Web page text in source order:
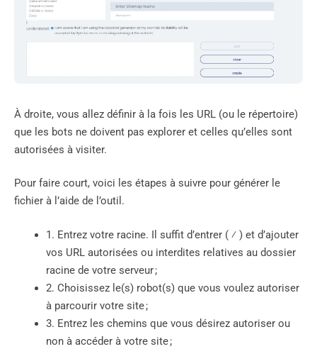
À droite, vous allez définir à la fois les URL (ou le répertoire)
que les bots ne doivent pas explorer et celles qu’elles sont
autorisées à visiter.
Pour faire court, voici les étapes à suivre pour générer le
fichier à l’aide de l’outil.
1. Entrez votre racine. Il suffit d’entrer ( ⁄ ) et d’ajouter
vos URL autorisées ou interdites relatives au dossier
racine de votre serveur ;
2. Choisissez le(s) robot(s) que vous voulez autoriser
à parcourir votre site ;
3. Entrez les chemins que vous désirez autoriser ou
non à accéder à votre site ;